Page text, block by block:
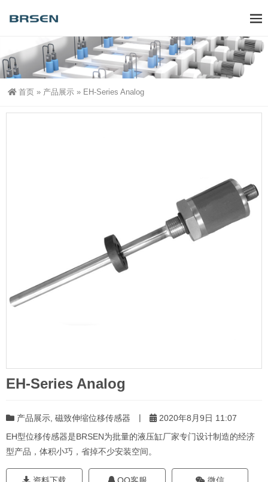
首页 » 产品展示 » EH-Series Analog
EH-Series Analog
产品展示 磁致伸缩位移传感器 |
2020年8月9日 11:07
EH型位移传感器是BRSEN为批量的液压缸厂家专门设计制造的经济
型产品，体积小巧，省掉不少安装空间。